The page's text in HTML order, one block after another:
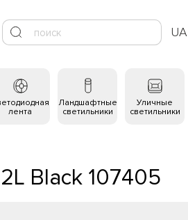
UA
лента
Ландшафтные
светильники
Уличные
светильники
Black 107405